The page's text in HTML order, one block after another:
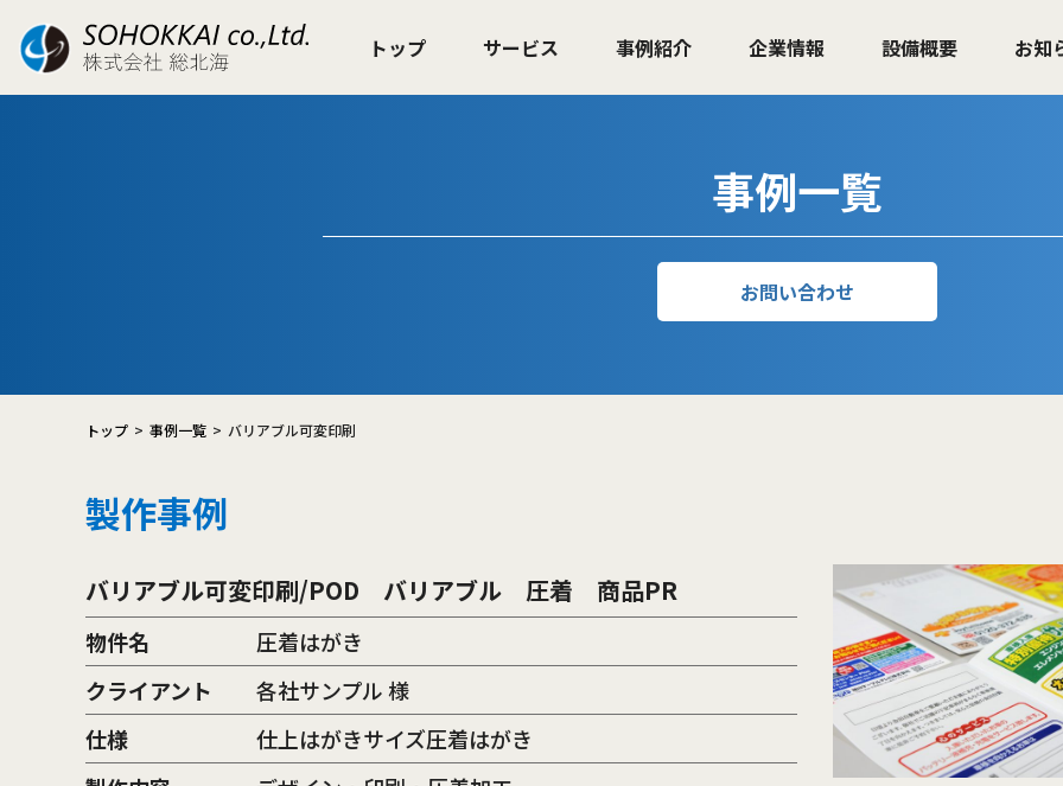
トップ サービス 事例紹介 企業情報 設備概要 お知
事例一覧
お問い合わせ
トップ 事例一覧 バリアブル可変印刷
製作事例
バリアブル可変印刷/POD バリアブル 圧着 商品PR
物件名
圧着はがき
クライアント
各社サンプル 様
仕様
仕上はがきサイズ圧着はがき